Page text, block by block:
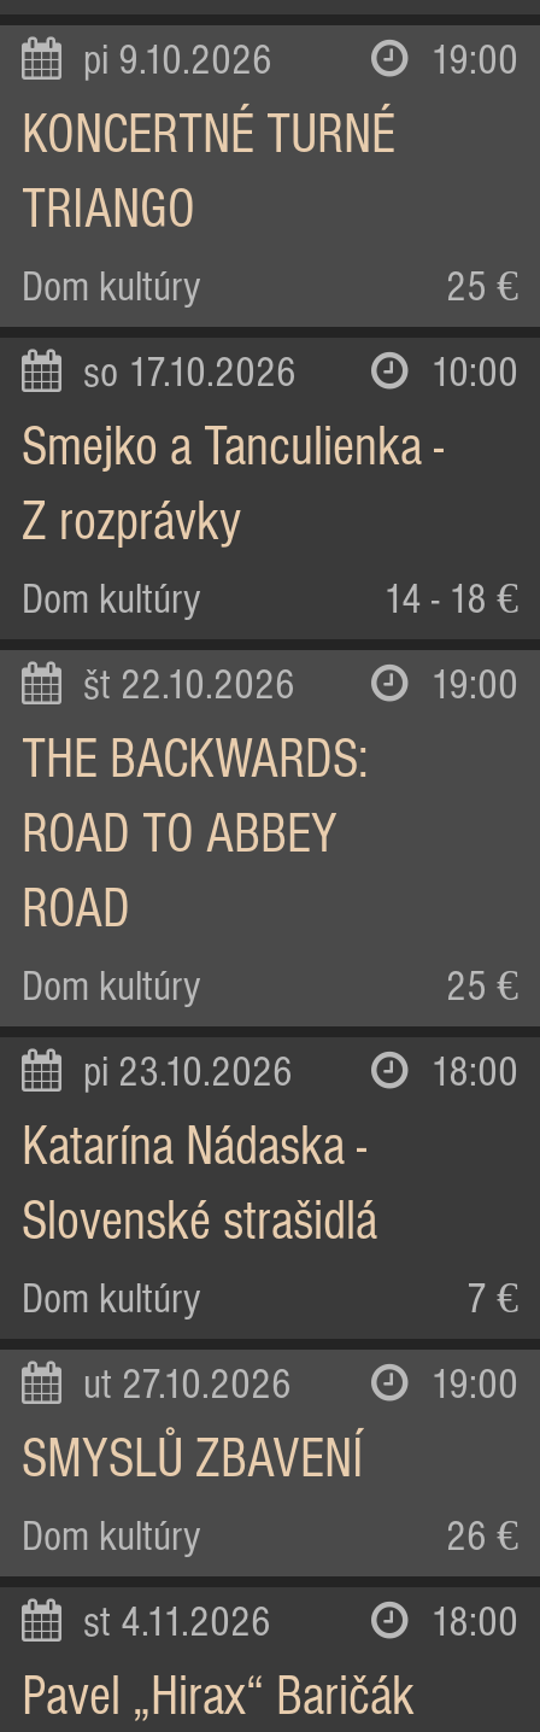
pi 9.10.2026 19:00
KONCERTNÉ TURNÉ
TRIANGO
Dom kultúry 25 €
so 17.10.2026 10:00
Smejko a Tanculienka -
Z rozprávky
Dom kultúry 14 - 18 €
št 22.10.2026 19:00
THE BACKWARDS:
ROAD TO ABBEY
ROAD
Dom kultúry 25 €
pi 23.10.2026 18:00
Katarína Nádaska -
Slovenské strašidlá
Dom kultúry 7 €
ut 27.10.2026 19:00
SMYSLŮ ZBAVENÍ
Dom kultúry 26 €
st 4.11.2026 18:00
Pavel „Hirax“ Baričák